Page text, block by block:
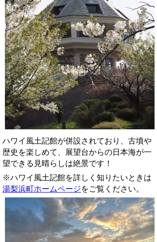
ハワイ風土記館が併設されており、古墳や
歴史を楽しめて、展望台からの日本海が一
望できる見晴らしは絶景です！
※ハワイ風土記館を詳しく知りたいときは
湯梨浜町ホームページをご覧ください。